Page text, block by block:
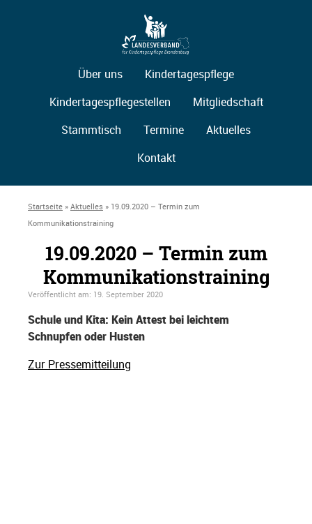
Über uns
Kindertagespflege
Kindertagespflegestellen
Mitgliedschaft
Stammtisch
Termine
Aktuelles
Kontakt
Startseite » Aktuelles » 19.09.2020 – Termin zum
Kommunikationstraining
19.09.2020 – Termin zum
Kommunikationstraining
Veröffentlicht am: 19. September 2020
Schule und Kita: Kein Attest bei leichtem
Schnupfen oder Husten
Zur Pressemitteilung